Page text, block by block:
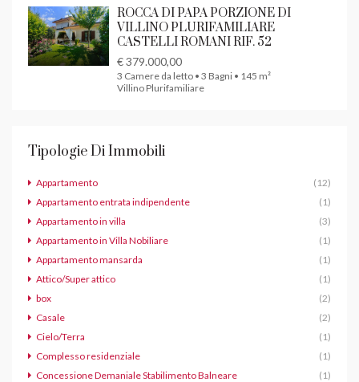
ROCCA DI PAPA PORZIONE DI
VILLINO PLURIFAMILIARE
CASTELLI ROMANI RIF. 52
€ 379.000,00
3 Camere da letto • 3 Bagni • 145 m²
Villino Plurifamiliare
Tipologie Di Immobili
Appartamento
(12)
Appartamento entrata indipendente
(1)
Appartamento in villa
(3)
Appartamento in Villa Nobiliare
(1)
Appartamento mansarda
(1)
Attico/Super attico
(1)
box
(2)
Casale
(2)
Cielo/Terra
(1)
Complesso residenziale
(1)
Concessione Demaniale Stabilimento Balneare
(1)